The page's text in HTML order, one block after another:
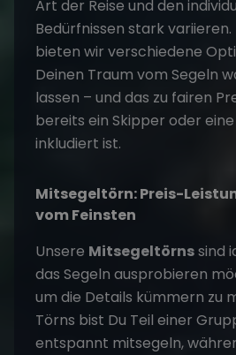
Art der Reise und den
Bedürfnissen stark variieren.
bieten wir verschiedene
Deinen Traum vom Segeln
lassen – und das zu fairen
bereits ein Skipper oder
inkludiert ist.
Mitsegeltörn: Preis-
vom Feinsten
Unsere Mitsegeltörnssind
das Segeln ausprobieren
um die Details kümmern zu
Törns bist Du Teil einer
entspannt mitsegeln,